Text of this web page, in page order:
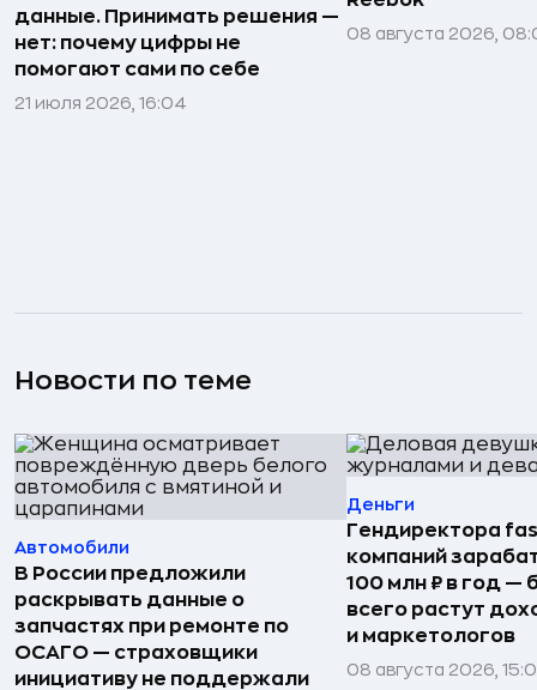
данные. Принимать решения —
нет: почему цифры не
помогают сами по себе
21 июля 2026, 16:04
08 августа 2026,
Новости по теме
Автомобили
В России предложили
раскрывать данные о
запчастях при ремонте по
ОСАГО — страховщики
инициативу не поддержали
Деньги
Гендиректора
компаний
100 млн ₽ в год —
всего растут
и маркетологов
08 августа 2026,